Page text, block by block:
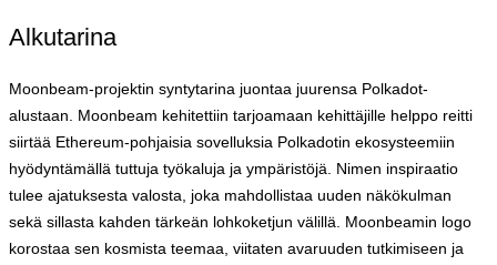
Alkutarina
Moonbeam-projektin syntytarina juontaa juurensa Polkadot-
alustaan. Moonbeam kehitettiin tarjoamaan kehittäjille helppo reitti
siirtää Ethereum-pohjaisia sovelluksia Polkadotin ekosysteemiin
hyödyntämällä tuttuja työkaluja ja ympäristöjä. Nimen inspiraatio
tulee ajatuksesta valosta, joka mahdollistaa uuden näkökulman
sekä sillasta kahden tärkeän lohkoketjun välillä. Moonbeamin logo
korostaa sen kosmista teemaa, viitaten avaruuden tutkimiseen ja